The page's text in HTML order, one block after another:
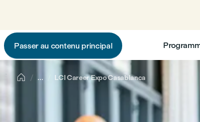
Passer au contenu principal
 ... LCI Career Expo Casablanca